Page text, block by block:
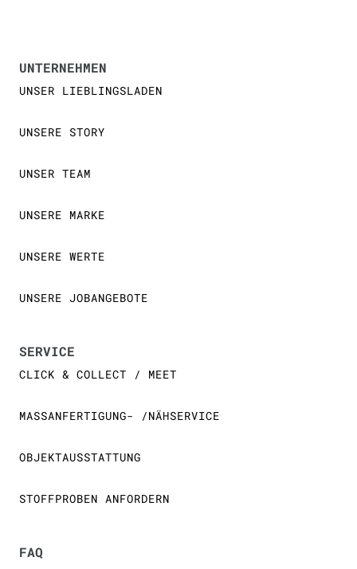
UNTERNEHMEN
UNSER LIEBLINGSLADEN
UNSERE STORY
UNSER TEAM
UNSERE MARKE
UNSERE WERTE
UNSERE JOBANGEBOTE
SERVICE
CLICK & COLLECT / MEET
MASSANFERTIGUNG- /NÄHSERVICE
OBJEKTAUSSTATTUNG
STOFFPROBEN ANFORDERN
FAQ